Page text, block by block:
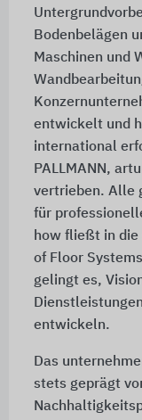
Bodenbelägen
Maschinen und
entwickelt und
international
PALLMANN,
vertrieben. Alle
für
how fließt in die
of Floor
gelingt es,
entwickeln.
Das
stets geprägt